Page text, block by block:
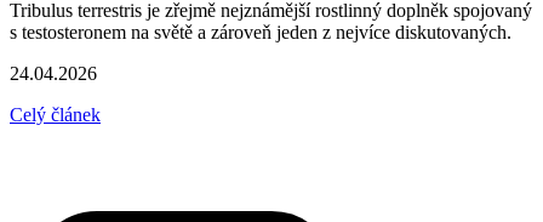
Tribulus terrestris je zřejmě nejznámější rostlinný doplněk spojovaný
s testosteronem na světě a zároveň jeden z nejvíce diskutovaných.
24.04.2026
Celý článek